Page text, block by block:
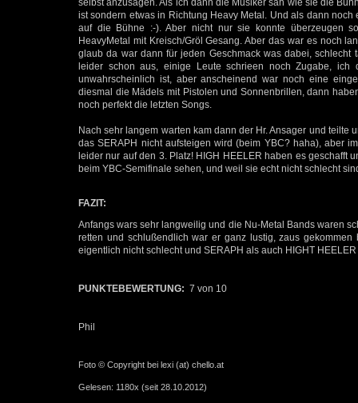
selbst anzusagen. Als ich dann die Musiker sah wie sie die
ist sondern etwas in Richtung Heavy Metal. Und als dann
auf die Bühne :-). Aber nicht nur sie konnte überzeugen
HeavyMetal mit Kreisch/Gröl Gesang. Aber das war es noch
glaub da war dann für jeden Geschmack was dabei,
leider schon aus, einige Leute schrieen noch Zugabe,
unwahrscheinlich ist, aber anscheinend war noch eine
diesmal die Mädels mit Pistolen und Sonnenbrillen, dann
noch perfekt die letzten Songs.
Nach sehr langem warten kam dann der Hr. Ansager und teilte
das SERAPH nicht aufsteigen wird (beim YBC? haha), aber
leider nur auf den 3. Platz! HIGH HEELER haben es geschafft
beim YBC-Semifinale sehen, und weil sie echt nicht schlecht
FAZIT:
Anfangs wars sehr langweilig und die Nu-Metal Bands waren
retten und schlußendlich war er ganz lustig, zaus
eigentlich nicht schlecht und SERAPH als auch HIGHT
PUNKTEBEWERTUNG: 7 von 10
Phil
Foto © Copyright bei lexi (at) chello.at
Gelesen: 1180x (seit 28.10.2012)